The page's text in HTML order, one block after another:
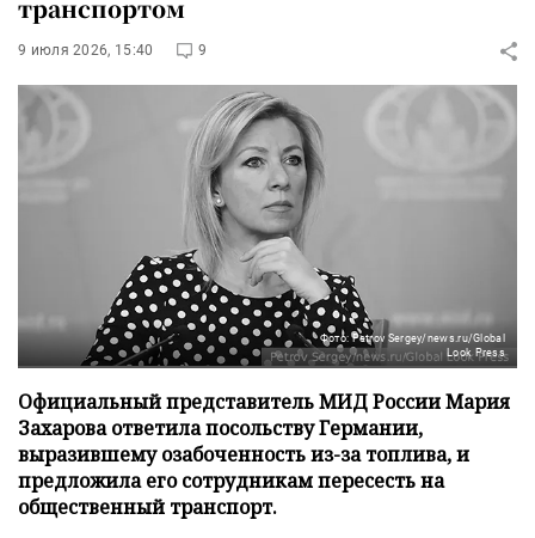
транспортом
9 июля 2026, 15:40 9
Фото: Petrov Sergey/news.ru/Global
Look Press
Официальный представитель МИД России Мария
Захарова ответила посольству Германии,
выразившему озабоченность из-за топлива, и
предложила его сотрудникам пересесть на
общественный транспорт.